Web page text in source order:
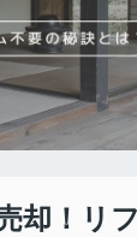
却！リ